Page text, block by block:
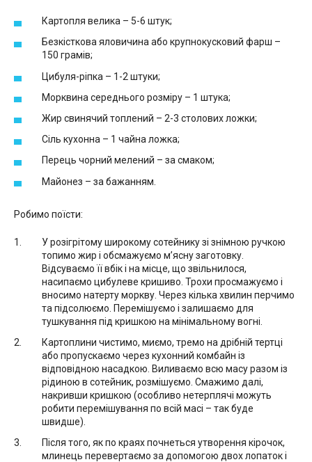
Картопля велика – 5-6 штук;
Безкісткова яловичина або крупнокусковий фарш –
150 грамів;
Цибуля-ріпка – 1-2 штуки;
Морквина середнього розміру – 1 штука;
Жир свинячий топлений – 2-3 столових ложки;
Сіль кухонна – 1 чайна ложка;
Перець чорний мелений – за смаком;
Майонез – за бажанням.
Робимо поїсти:
У розігрітому широкому сотейнику зі знімною ручкою
топимо жир і обсмажуємо м’ясну заготовку.
Відсуваємо її вбік і на місце, що звільнилося,
насипаємо цибулеве кришиво. Трохи просмажуємо і
вносимо натерту моркву. Через кілька хвилин перчимо
та підсолюємо. Перемішуємо і залишаємо для
тушкування під кришкою на мінімальному вогні.
Картоплини чистимо, миємо, тремо на дрібній тертці
або пропускаємо через кухонний комбайн із
відповідною насадкою. Виливаємо всю масу разом із
рідиною в сотейник, розмішуємо. Смажимо далі,
накривши кришкою (особливо нетерплячі можуть
робити перемішування по всій масі – так буде
швидше).
Після того, як по краях почнеться утворення кірочок,
млинець перевертаємо за допомогою двох лопаток і